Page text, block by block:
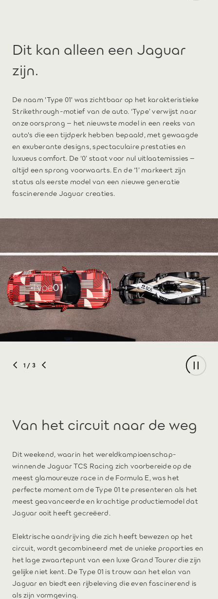
Dit kan alleen een Jaguar
zijn.
De naam 'Type 01' was zichtbaar op het karakteristieke
Strikethrough-motief van de auto. ‘Type’ verwijst naar
onze oorsprong – het nieuwste model in een reeks van
auto's die een tijdperk hebben bepaald, met gewaagde
en exuberante designs, spectaculaire prestaties en
luxueus comfort. De ‘0’ staat voor nul uitlaatemissies –
altijd een sprong voorwaarts. En de ‘1’ markeert zijn
status als eerste model van een nieuwe generatie
fascinerende Jaguar creaties.
1 / 3
Van het circuit naar de weg
Dit weekend, waarin het wereldkampioenschap-
winnende Jaguar TCS Racing zich voorbereide op de
meest glamoureuze race in de Formula E, was het
perfecte moment om de Type 01 te presenteren als het
meest geavanceerde en krachtige productiemodel dat
Jaguar ooit heeft gecreëerd.
Elektrische aandrijving die zich heeft bewezen op het
circuit, wordt gecombineerd met de unieke proporties en
het lage zwaartepunt van een luxe Grand Tourer die zijn
gelijke niet kent. De Type 01 is trouw aan het elan van
Jaguar en biedt een rijbeleving die even fascinerend is
als zijn vormgeving.